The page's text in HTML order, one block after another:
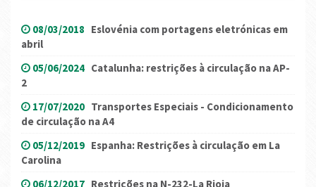
08/03/2018 Eslovénia com portagens eletrónicas em
abril
05/06/2024 Catalunha: restrições à circulação na AP-
2
17/07/2020 Transportes Especiais - Condicionamento
de circulação na A4
05/12/2019 Espanha: Restrições à circulação em La
Carolina
06/12/2017 Restrições na N-232-La Rioja